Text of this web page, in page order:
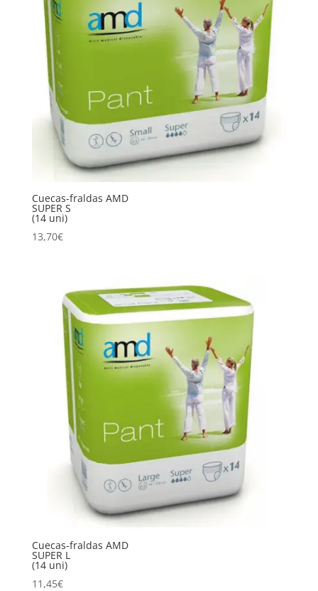
Cuecas-fraldas AMD
SUPER S
(14 uni)
13,70€
Cuecas-fraldas AMD
SUPER L
(14 uni)
11,45€